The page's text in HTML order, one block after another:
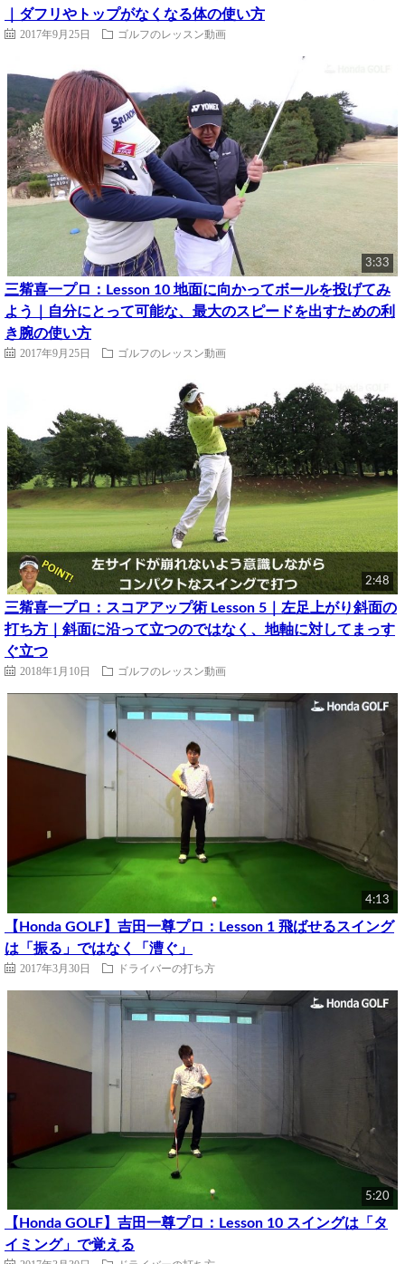
｜ダフリやトップがなくなる体の使い方
2017年9月25日 ゴルフのレッスン動画
3:33
三觜喜一プロ：Lesson 10 地面に向かってボールを投げてみ
よう｜自分にとって可能な、最大のスピードを出すための利
き腕の使い方
2017年9月25日 ゴルフのレッスン動画
2:48
三觜喜一プロ：スコアアップ術 Lesson 5｜左足上がり斜面の
打ち方｜斜面に沿って立つのではなく、地軸に対してまっす
ぐ立つ
2018年1月10日 ゴルフのレッスン動画
4:13
【Honda GOLF】吉田一尊プロ：Lesson 1 飛ばせるスイング
は「振る」ではなく「漕ぐ」
2017年3月30日 ドライバーの打ち方
5:20
【Honda GOLF】吉田一尊プロ：Lesson 10 スイングは「タ
イミング」で覚える